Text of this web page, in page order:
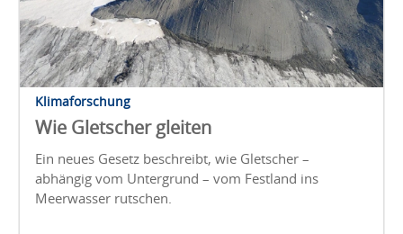
Klimaforschung
Wie Gletscher gleiten
Ein neues Gesetz beschreibt, wie Gletscher –
abhängig vom Untergrund – vom Festland ins
Meerwasser rutschen.